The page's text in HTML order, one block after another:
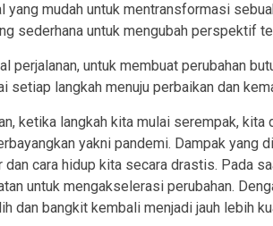
yang mudah untuk mentransformasi
sederhana untuk mengubah perspektif
perjalanan, untuk membuat perubahan
setiap langkah menuju perbaikan dan
ketika langkah kita mulai serempak, kita
yakni pandemi. Dampak yang
dan cara hidup kita secara drastis. Pada
untuk mengakselerasi perubahan.
dan bangkit kembali menjadi jauh lebih